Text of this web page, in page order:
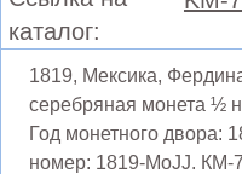
каталог:
1819, Мексика,
серебряная монета ½
Год монетного двора:
номер: 1819-MoJJ. КМ-